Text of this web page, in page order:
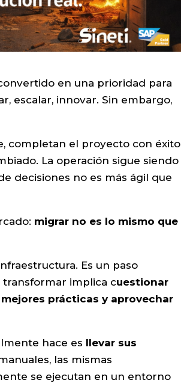
en una prioridad para
escalar, innovar. Sin embargo,
completan el proyecto con éxito
La operación sigue siendo
decisiones no es más ágil que
migrar no es lo mismo que
Es un paso
transformar implica cuestionar
prácticas y aprovechar
hace es llevar sus
las mismas
se ejecutan en un entorno